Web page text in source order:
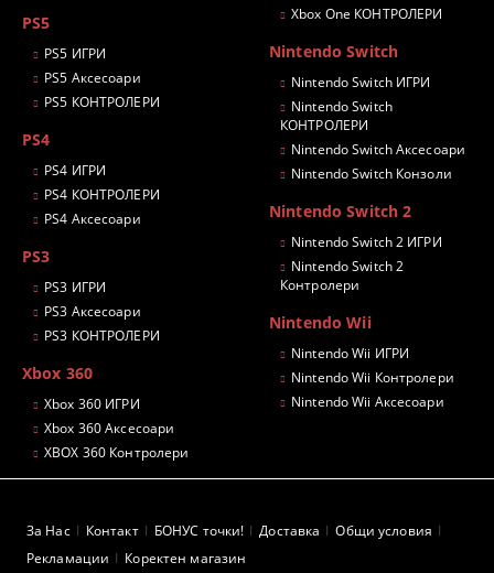
PS5
PS5 ИГРИ
PS5 Аксесоари
PS5 КОНТРОЛЕРИ
PS4
PS4 ИГРИ
PS4 КОНТРОЛЕРИ
PS4 Аксесоари
PS3
PS3 ИГРИ
PS3 Аксесоари
PS3 КОНТРОЛЕРИ
Xbox 360
Xbox 360 ИГРИ
Xbox 360 Аксесоари
XBOX 360 Контролери
Xbox One КОНТРОЛЕРИ
Nintendo Switch
Nintendo Switch ИГРИ
Nintendo Switch
КОНТРОЛЕРИ
Nintendo Switch Аксесоари
Nintendo Switch Конзоли
Nintendo Switch 2
Nintendo Switch 2 ИГРИ
Nintendo Switch 2
Контролери
Nintendo Wii
Nintendo Wii ИГРИ
Nintendo Wii Контролери
Nintendo Wii Аксесоари
За Нас Контакт БОНУС точки! Доставка
Общи условия
Рекламации
Коректен магазин